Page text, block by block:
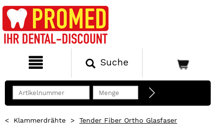
Suche
< Klammerdrähte > Tender Fiber Ortho Glasfaser